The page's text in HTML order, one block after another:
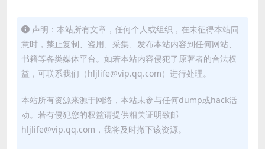
声明：本站所有文章，任何个人或组织，在未征得本站同
意时，禁止复制、盗用、采集、发布本站内容到任何网站、
书籍等各类媒体平台。如若本站内容侵犯了原著者的合法权
益，可联系我们（hljlife@vip.qq.com）进行处理。
本站所有资源来源于网络，本站未参与任何dump或hack活
动。若有侵犯您的权益请提供相关证明致邮
hljlife@vip.qq.com，我将及时撤下该资源。